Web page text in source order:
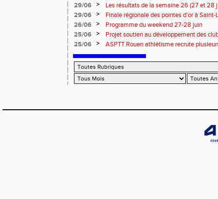
29/06
>
Les résultats de la semaine 26 (27 et 28
29/06
>
Finale régionale des pointes d'or à
informations
26/06 >
Programme du weekend 27-28 juin
25/06
>
Projet soutien au développement des
25/06
> ASPTT Rouen athlétisme recrute